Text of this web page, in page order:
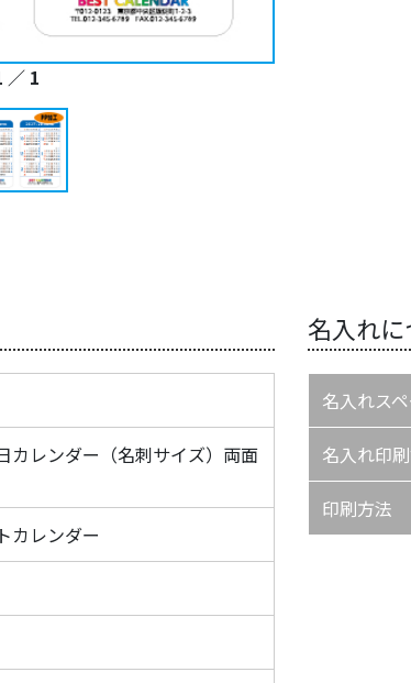
／ 1
カレンダー（名刺サイズ）両面
カレンダー
名入れに
名入れス
名入れ印
印刷方法